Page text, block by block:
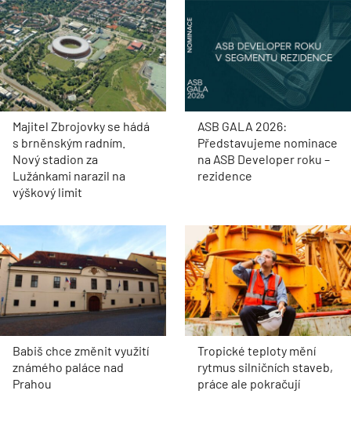
Majitel Zbrojovky se hádá
s brněnským radním.
Nový stadion za
Lužánkami narazil na
výškový limit
ASB GALA 2026:
Představujeme nominace
na ASB Developer roku –
rezidence
Babiš chce změnit využití
známého paláce nad
Prahou
Tropické teploty mění
rytmus silničních staveb,
práce ale pokračují